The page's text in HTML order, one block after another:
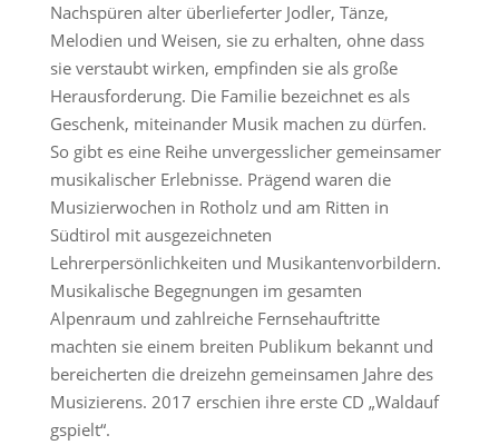
Nachspüren alter überlieferter Jodler, Tänze,
Melodien und Weisen, sie zu erhalten, ohne dass
sie verstaubt wirken, empfinden sie als große
Herausforderung. Die Familie bezeichnet es als
Geschenk, miteinander Musik machen zu dürfen.
So gibt es eine Reihe unvergesslicher gemeinsamer
musikalischer Erlebnisse. Prägend waren die
Musizierwochen in Rotholz und am Ritten in
Südtirol mit ausgezeichneten
Lehrerpersönlichkeiten und Musikantenvorbildern.
Musikalische Begegnungen im gesamten
Alpenraum und zahlreiche Fernsehauftritte
machten sie einem breiten Publikum bekannt und
bereicherten die dreizehn gemeinsamen Jahre des
Musizierens. 2017 erschien ihre erste CD „Waldauf
gspielt“.